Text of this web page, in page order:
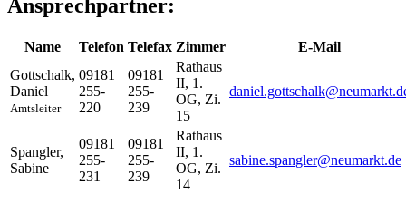
Ansprechpartner:
Name Telefon Telefax Zimmer
E-Mail
Gottschalk,
Daniel
Amtsleiter
09181
255-
220
09181
255-
239
Rathaus
II, 1.
OG, Zi.
15
Spangler,
Sabine
09181
255-
231
09181
255-
239
Rathaus
II, 1.
OG, Zi.
14
sabine.spangler@neumarkt.de